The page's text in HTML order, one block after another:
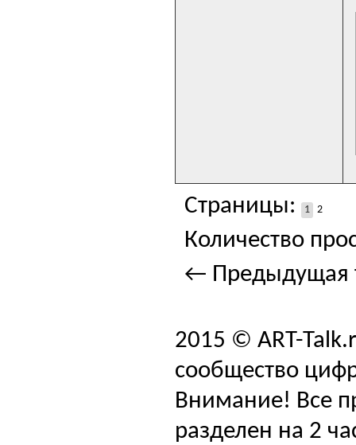
Страницы: 1 2
Количество
← Предыдущая
2015 © ART-
сообщество
Внимание! Все
разделен на 2